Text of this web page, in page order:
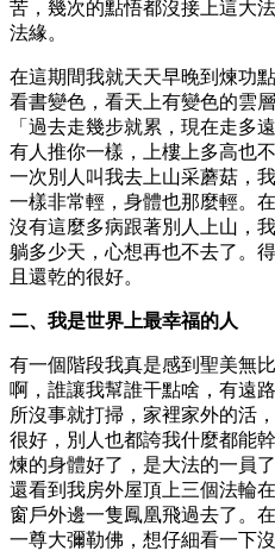
苦，幾次的點悟都沒接上這大
法緣。
在這期間我就天天早晚到煉功
看書變色，看天上有變色的雲
「過去走幾步就累，現在走多
有人推你一樣，上樓上多高也
一次別人叫我去上山采蘑菇，
一樣非常輕，身體也那麼輕。
沒有這麼多病跟著別人上山，
躺多少天，心想再也不去了。
且還乾的很好。
二、我是世界上最幸福的人
有一個階段我真是感到聖美無
啊，誰讓我幫誰干點啥，有遠
所沒事就打掃，家裡家外的活
很好，別人也都誇我什麼都能
煉的身體好了，是大法的一員
還看到我房外屋頂上三個法輪
窗戶外邊一隻鳳凰飛過去了。
一尊大彌勒佛，想仔細看一下